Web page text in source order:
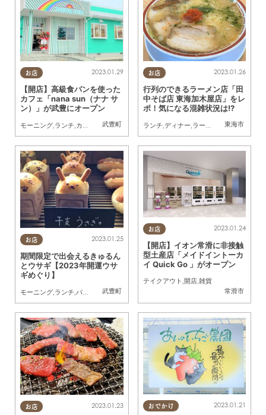
お店
武豊町
2023.01.29
【開店】高級食パンを使った
カフェ「nana sun（ナナ サ
ン）」が武豊にオープン
モーニング ランチ カフェ スイーツ 親子
お店
東海市
2023.01.26
行列のできるラーメン店「田
中そば店 東海加木屋店」をレ
ポ！気になる混雑状況は!?
ランチ ディナー ラーメン 開店
お店
武豊町
2023.01.25
期間限定で出会えるきゅるん
とウサギ【2023年開運ウサ
ギめぐり】
モーニング ランチ パン カフェ,行ってみたレポ
お店
常滑市
2023.01.24
【開店】イオン常滑に非接触
型土産店「メイドイントーカ
イ Quick Go 」がオープン
テイクアウト ,開店,雑貨
お店 2023.01.23 おでかけ 2023.01.21